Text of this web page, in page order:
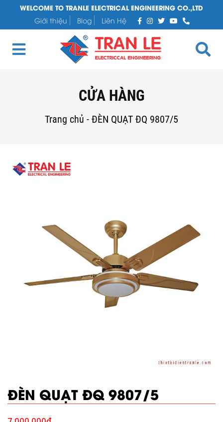
WELCOME TO TRANLE ELECTRICAL ENGINEERING CO.,LTD
Giới thiệu
Blog Liên Hệ
CỬA HÀNG
Trang chủ - ĐÈN QUẠT ĐQ 9807/5
ĐÈN QUẠT ĐQ 9807/5